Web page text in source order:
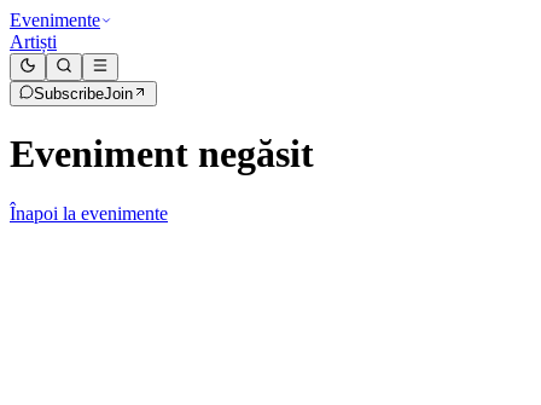
Evenimente
Artiști
SubscribeJoin
Eveniment negăsit
Înapoi la evenimente